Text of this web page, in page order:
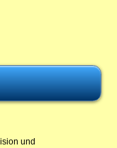
und